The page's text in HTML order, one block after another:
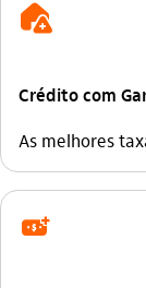
icon-itaufonts_credito_imobiliario
Crédito com
As melhores
icon-itaufonts_emprestimos